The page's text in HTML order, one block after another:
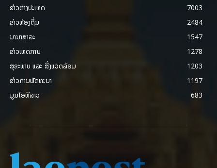
ຂ່າວຕ່າງປະເທດ
7003
ຂ່າວທ້ອງຖິ່ນ
2484
ນານາສາລະ
1547
ຂ່າວເຫດການ
1278
ສຸຂະພາບ ແລະ ສີ່ງແວດລ້ອມ
1203
ຂ່າວການພັດທະນາ
1197
ມູມໄອທີລາວ
683